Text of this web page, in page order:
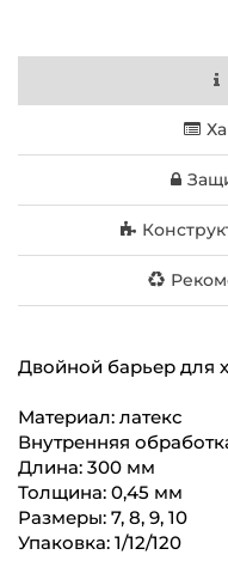
Двойной барьер для
Материал: латекс
Внутренняя
Длина: 300 мм
Толщина: 0,45 мм
Размеры: 7, 8, 9, 10
Упаковка: 1/12/120